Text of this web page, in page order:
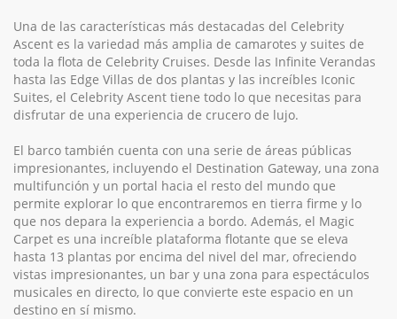
Una de las características más destacadas del Celebrity
Ascent es la variedad más amplia de camarotes y suites de
toda la flota de Celebrity Cruises. Desde las Infinite Verandas
hasta las Edge Villas de dos plantas y las increíbles Iconic
Suites, el Celebrity Ascent tiene todo lo que necesitas para
disfrutar de una experiencia de crucero de lujo.
El barco también cuenta con una serie de áreas públicas
impresionantes, incluyendo el Destination Gateway, una zona
multifunción y un portal hacia el resto del mundo que
permite explorar lo que encontraremos en tierra firme y lo
que nos depara la experiencia a bordo. Además, el Magic
Carpet es una increíble plataforma flotante que se eleva
hasta 13 plantas por encima del nivel del mar, ofreciendo
vistas impresionantes, un bar y una zona para espectáculos
musicales en directo, lo que convierte este espacio en un
destino en sí mismo.